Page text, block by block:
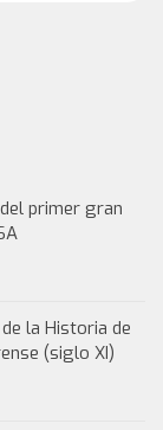
primer gran
la Historia de
(siglo XI)